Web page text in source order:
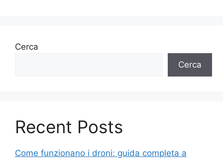
Cerca
Cerca
Recent Posts
Come funzionano i droni: guida completa a